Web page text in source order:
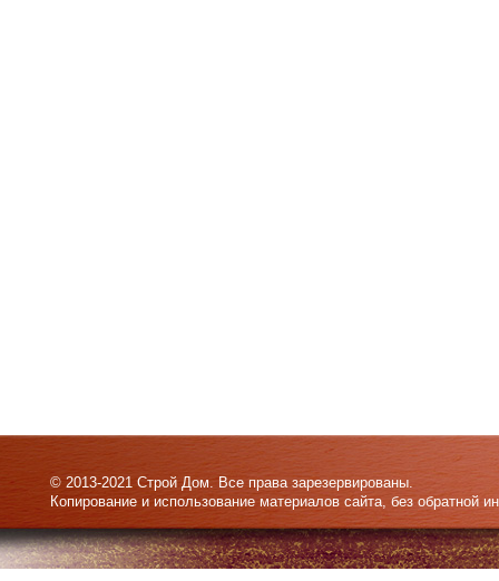
© 2013-2021 Строй Дом. Все права зарезервированы.
Копирование и использование материалов сайта, без обратной